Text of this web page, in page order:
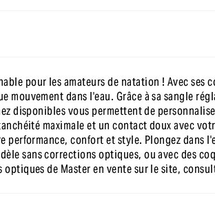
pour les amateurs de natation ! Avec
dans l'eau. Grâce à sa sangle
disponibles vous permettent de
maximale et un contact doux avec
confort et style. Plongez dans
sans corrections optiques, ou avec des
de Master en vente sur le site,